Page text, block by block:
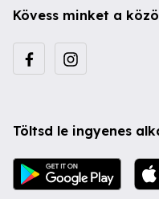
Kövess minket a
Töltsd le ingyenes